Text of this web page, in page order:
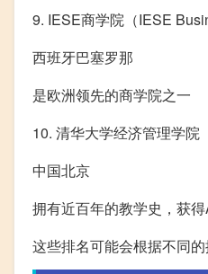
9. IESE商学院（IESE
西班牙巴塞罗那
是欧洲领先的商学院之一
10. 清华大学经济管理学院
中国北京
拥有近百年的教学史，获
这些排名可能会根据不同